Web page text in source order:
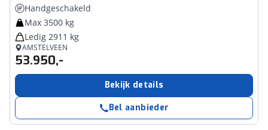
Handgeschakeld
Max 3500 kg
Ledig 2911 kg
AMSTELVEEN
53.950,-
Bekijk details
Bel aanbieder